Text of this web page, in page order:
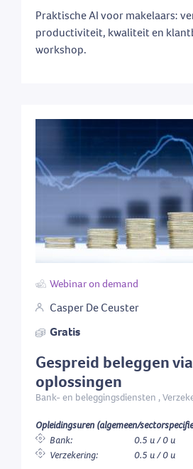
Praktische AI voor makelaars:
productiviteit, kwaliteit en
workshop.
Gespreid beleggen
oplossingen
Bank- en beleggingsdiensten ,
Opleidingsuren (algemeen/
Bank:
0.5 u / 0 u
Verzekering:
0.5 u / 0 u
Webinar on demand
Casper De Ceuster
Gratis